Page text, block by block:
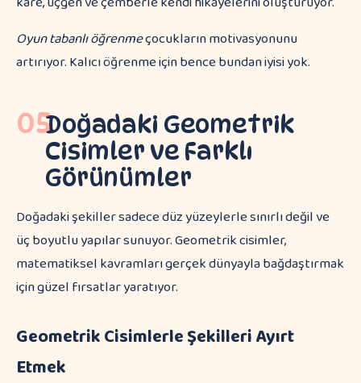
Oyun tabanlı öğrenmeçocukların motivasyonunu
artırıyor. Kalıcı öğrenme için bence bundan iyisi yok.
05Doğadaki Geometrik
Cisimler ve Farklı
Görünümler
Doğadaki şekiller sadece düz yüzeylerle sınırlı değil ve
üç boyutlu yapılar sunuyor. Geometrik cisimler,
matematiksel kavramları gerçek dünyayla bağdaştırmak
için güzel fırsatlar yaratıyor.
Geometrik Cisimlerle Şekilleri Ayırt
Etmek